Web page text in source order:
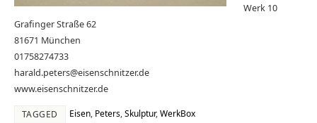
Werk 10
Grafinger Straße 62
81671 München
01758274733
harald.peters@eisenschnitzer.de
www.eisenschnitzer.de
TAGGED Eisen, Peters,Skulptur,WerkBox